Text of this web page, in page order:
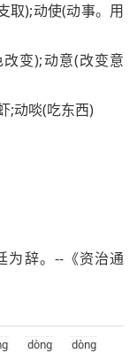
取);动使(动事。用
变);动意(改变意
;动啖(吃东西)
为辞。--《资治通
dòng dòng